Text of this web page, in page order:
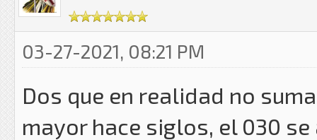
03-27-2021, 08:21 PM
Dos que en realidad no
mayor hace siglos, el 030 se